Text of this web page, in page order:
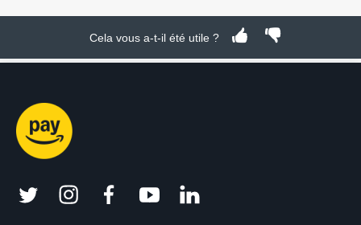
Cela vous a-t-il été utile ?
twitter instagramfacebookyoutubelinkedin